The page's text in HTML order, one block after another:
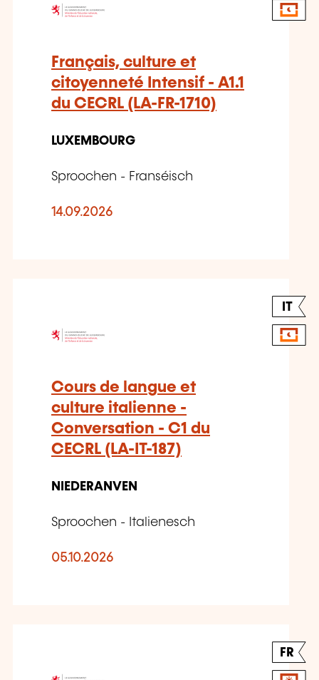
Français, culture et
citoyenneté Intensif - A1.1
du CECRL (LA-FR-1710)
LUXEMBOURG
Sproochen - Franséisch
14.09.2026
IT
Cours de langue et
culture italienne -
Conversation - C1 du
CECRL (LA-IT-187)
NIEDERANVEN
Sproochen - Italienesch
05.10.2026
FR